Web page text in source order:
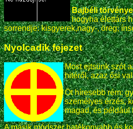
Bajbéli
hogyha élettárs
sorrendje: kisgyerek,nagy-, öreg;
Nyolcadik fejezet
Most ejtsünk szót
hitéről, azaz ősi
Öt híresebb rém:
személyes érzés,
magad, és például